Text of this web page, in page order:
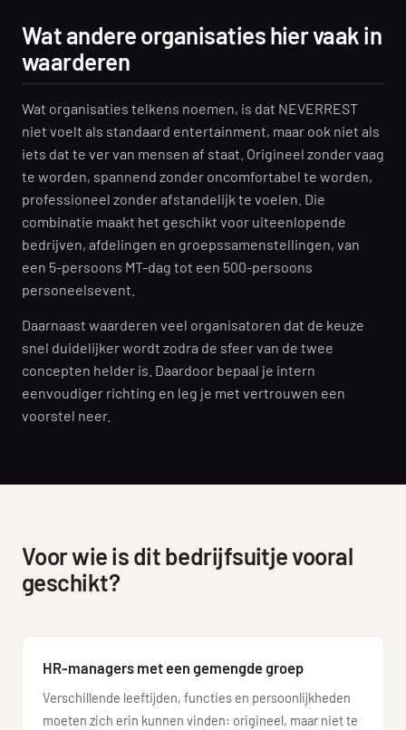
Wat andere organisaties hier vaak in
waarderen
Wat organisaties telkens noemen, is dat NEVERREST
niet voelt als standaard entertainment, maar ook niet als
iets dat te ver van mensen af staat. Origineel zonder vaag
te worden, spannend zonder oncomfortabel te worden,
professioneel zonder afstandelijk te voelen. Die
combinatie maakt het geschikt voor uiteenlopende
bedrijven, afdelingen en groepssamenstellingen, van
een 5-persoons MT-dag tot een 500-persoons
personeelsevent.
Daarnaast waarderen veel organisatoren dat de keuze
snel duidelijker wordt zodra de sfeer van de twee
concepten helder is. Daardoor bepaal je intern
eenvoudiger richting en leg je met vertrouwen een
voorstel neer.
Voor wie is dit bedrijfsuitje vooral
geschikt?
HR-managers met een gemengde groep
Verschillende leeftijden, functies en persoonlijkheden
moeten zich erin kunnen vinden: origineel, maar niet te